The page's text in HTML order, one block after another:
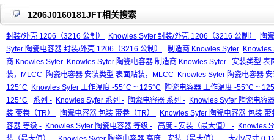
1206J0160181JFT相关搜索
封装/外壳 1206（3216 公制） Knowles Syfer 封装/外壳 1206（3216 公制）
陶
Syfer 陶瓷电容器 封装/外壳 1206（3216 公制）
制造商 Knowles Syfer Knowles
商 Knowles Syfer Knowles Syfer 陶瓷电容器 制造商 Knowles Syfer
安装类型 表
装，MLCC
陶瓷电容器 安装类型 表面贴装，MLCC
Knowles Syfer 陶瓷电容器
125°C
Knowles Syfer 工作温度 -55°C ~ 125°C
陶瓷电容器 工作温度 -55°C ~
125°C
系列 - Knowles Syfer 系列 - 陶瓷电容器 系列 - Knowles Syfer 陶瓷电容
装 带卷（TR）
陶瓷电容器 包装 带卷（TR）
Knowles Syfer 陶瓷电容器 包装
容器 等级 - Knowles Syfer 陶瓷电容器 等级 - 高度 - 安装（最大值） - Knowles